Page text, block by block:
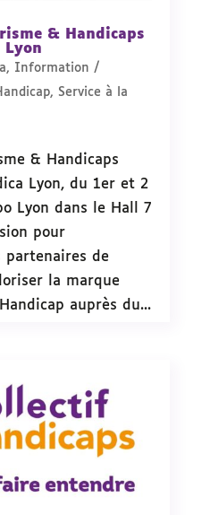
& Handicaps
Lyon
, Information /
, Service à la
& Handicaps
Lyon, du 1er et 2
Lyon dans le Hall 7
pour
partenaires de
la marque
auprès du...